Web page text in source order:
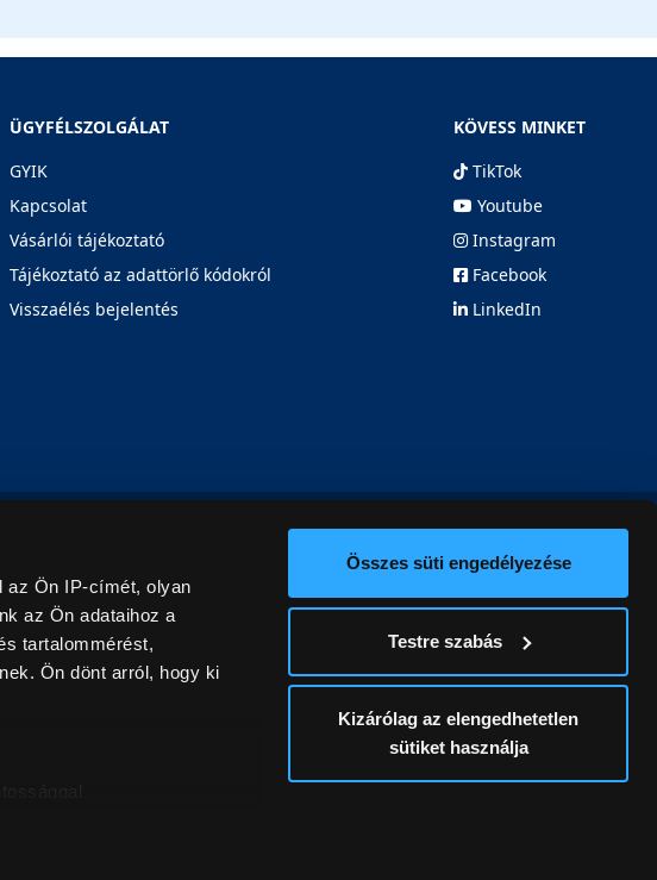
az Ön IP-címét, olyan
az Ön adataihoz a
tartalommérést,
Ön dönt arról, hogy ki
Összes süti engedélyezése
Testre szabás
Kizárólag az elengedhetetlen
sütiket használja
ÜGYFÉLSZOLGÁLAT
GYIK
Kapcsolat
Vásárlói tájékoztató
Tájékoztató az adattörlő kódokról
Visszaélés bejelentés
KÖVESS MINKET
TikTok
Youtube
Instagram
Facebook
LinkedIn
az esetleges pontatlanságért